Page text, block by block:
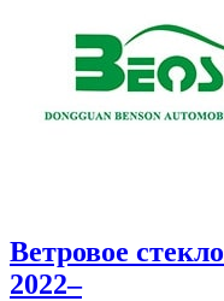
Ветровое стекло
2022–